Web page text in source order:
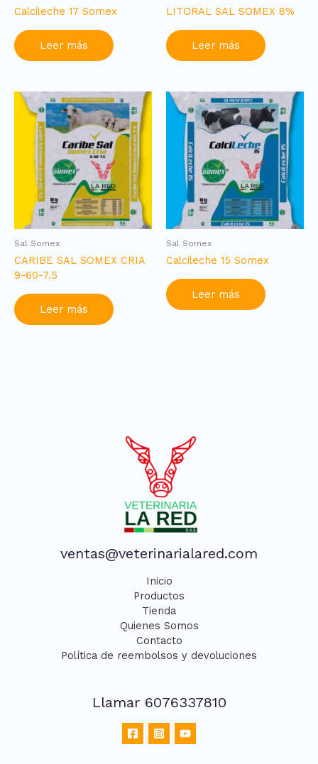
Calcileche 17 Somex
Leer más
LITORAL SAL SOMEX 8%
Leer más
Sal Somex
CARIBE SAL SOMEX CRIA
9-60-7.5
Leer más
Sal Somex
Calcileche 15 Somex
Leer más
ventas@veterinarialared.com
Inicio
Productos
Tienda
Quienes Somos
Contacto
Política de reembolsos y devoluciones
Llamar 6076337810